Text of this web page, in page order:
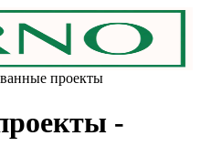
проекты
-